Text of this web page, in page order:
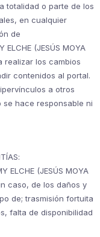
totalidad o parte de los
en cualquier
de
ELCHE (JESÚS MOYA
realizar los cambios
contenidos al portal.
a otros
se hace responsable ni
ELCHE (JESÚS MOYA
caso, de los daños y
de; trasmisión fortuita
falta de disponibilidad